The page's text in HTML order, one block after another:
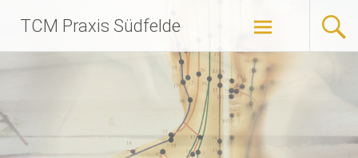
TCM Praxis Südfelde